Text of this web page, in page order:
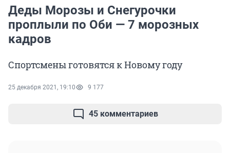
Деды Морозы и Снегурочки
проплыли по Оби — 7 морозных
кадров
Спортсмены готовятся к Новому году
25 декабря 2021, 19:10 9 177
45 комментариев